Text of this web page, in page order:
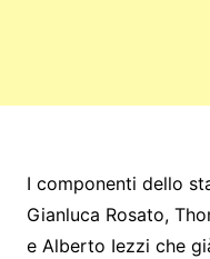
I componenti dello
Gianluca Rosato,
e Alberto Iezzi che